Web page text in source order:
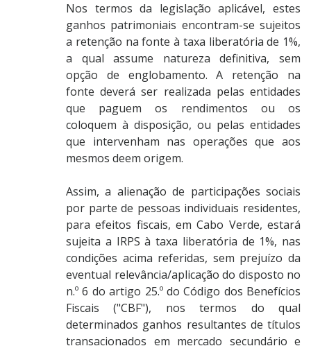
Nos termos da legislação aplicável, estes
ganhos patrimoniais encontram-se sujeitos
a retenção na fonte à taxa liberatória de 1%,
a qual assume natureza definitiva, sem
opção de englobamento. A retenção na
fonte deverá ser realizada pelas entidades
que paguem os rendimentos ou os
coloquem à disposição, ou pelas entidades
que intervenham nas operações que aos
mesmos deem origem.
Assim, a alienação de participações sociais
por parte de pessoas individuais residentes,
para efeitos fiscais, em Cabo Verde, estará
sujeita a IRPS à taxa liberatória de 1%, nas
condições acima referidas, sem prejuízo da
eventual relevância/aplicação do disposto no
n.º 6 do artigo 25.º do Código dos Benefícios
Fiscais ("CBF"), nos termos do qual
determinados ganhos resultantes de títulos
transacionados em mercado secundário e